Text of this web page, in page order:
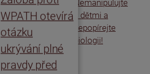
WPATH otevírá
otázku
ukrývání plné
pravdy před
Nemanipulujte
s dětmi a
nepopírejte
biologii!